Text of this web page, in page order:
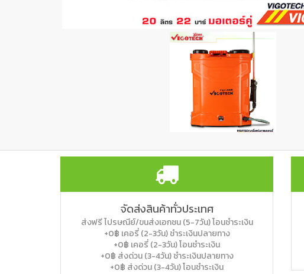
จัดส่งสินค้าทั่วประเทศ
ส่งฟรี ไปรษณีย์/ขนส่งเอกชน (5-7วัน) โอนชำระเงิน
+0฿ เคอรี่ (2-3วัน) ชำระเงินปลายทาง
+0฿ เคอรี่ (2-3วัน) โอนชำระเงิน
+0฿ ส่งด่วน (3-4วัน) ชำระเงินปลายทาง
+0฿ ส่งด่วน (3-4วัน) โอนชำระเงิน